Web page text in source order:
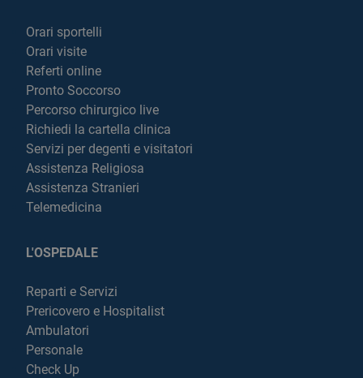
Orari sportelli
Orari visite
Referti online
Pronto Soccorso
Percorso chirurgico live
Richiedi la cartella clinica
Servizi per degenti e visitatori
Assistenza Religiosa
Assistenza Stranieri
Telemedicina
L'OSPEDALE
Reparti e Servizi
Prericovero e Hospitalist
Ambulatori
Personale
Check Up